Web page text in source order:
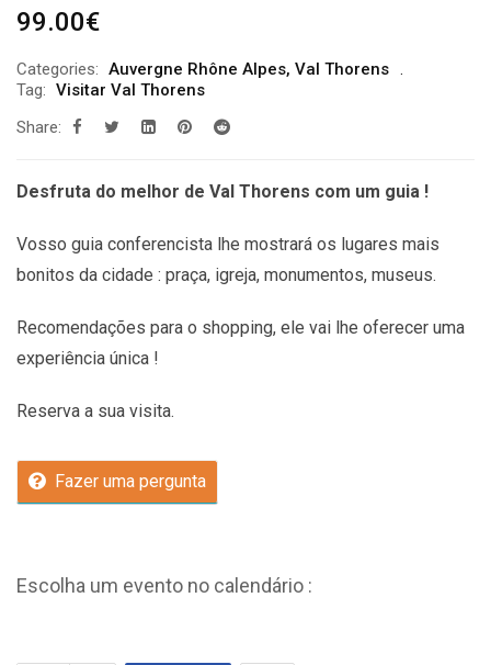
99.00€
Categories: Auvergne Rhône Alpes, Val Thorens
Tag: Visitar Val Thorens
Share:
Desfruta do melhor de Val Thorens com um guia !
Vosso guia conferencista lhe mostrará os lugares mais
bonitos da cidade : praça, igreja, monumentos, museus.
Recomendações para o shopping, ele vai lhe oferecer uma
experiência única !
Reserva a sua visita.
Fazer uma pergunta
Escolha um evento no calendário :